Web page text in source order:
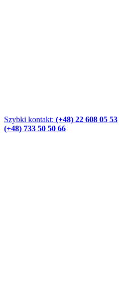
Szybki kontakt: (+48) 22 608 05 53
(+48) 733 50 50 66